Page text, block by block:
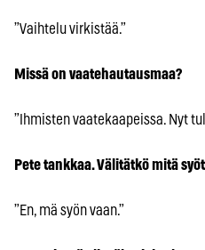
”Vaihtelu virkistää.”
Missä on vaatehautausmaa?
”Ihmisten vaatekaapeissa. Nyt
Pete tankkaa. Välitätkö mitä
”En, mä syön vaan.”